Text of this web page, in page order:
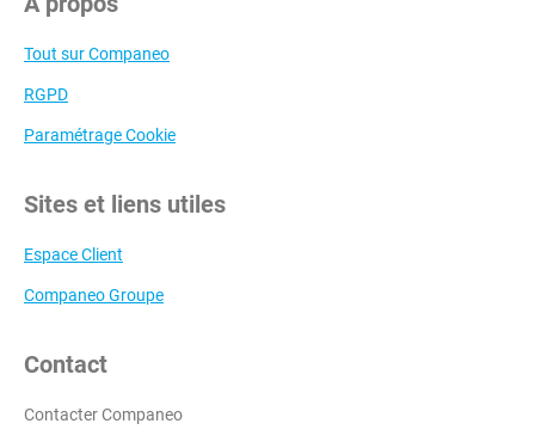
Tout sur Companeo
RGPD
Paramétrage Cookie
Sites et liens utiles
Espace Client
Companeo Groupe
Contact
Contacter Companeo